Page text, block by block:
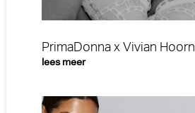
PrimaDonna x Vivian Hoorn
lees meer